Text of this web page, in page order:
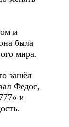
и
была
мира.
зашёл
Федос,
и